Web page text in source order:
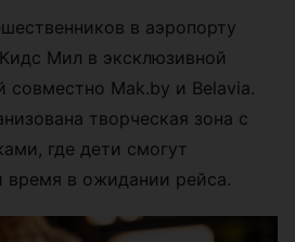
в аэропорту
Мил в эксклюзивной
совместно Mak.by и Belavia.
творческая зона с
где дети смогут
время в ожидании рейса.